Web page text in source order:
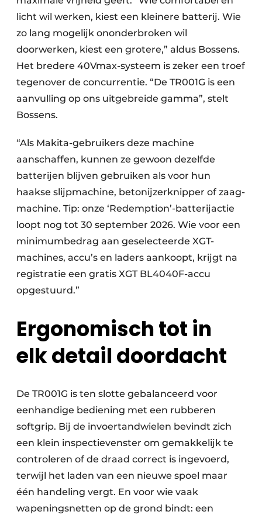
licht wil werken, kiest een kleinere batterij. Wie
zo lang mogelijk ononderbroken wil
doorwerken, kiest een grotere,” aldus Bossens.
Het bredere 40Vmax-systeem is zeker een troef
tegenover de concurrentie. “De TR001G is een
aanvulling op ons uitgebreide gamma”, stelt
Bossens.
“Als Makita-gebruikers deze machine
aanschaffen, kunnen ze gewoon dezelfde
batterijen blijven gebruiken als voor hun
haakse slijpmachine, betonijzerknipper of zaag­
machine. Tip: onze ‘Redemption’-batterijactie
loopt nog tot 30 september 2026. Wie voor een
minimumbedrag aan geselecteerde XGT-
machines, accu’s en laders aankoopt, krijgt na
registratie een gratis XGT BL4040F-accu
opgestuurd.”
Ergonomisch tot in
elk detail doordacht
De TR001G is ten slotte gebalanceerd voor
eenhandige bediening met een rubberen
softgrip. Bij de invoertandwielen bevindt zich
een klein inspectievenster om gemakkelijk te
controleren of de draad correct is ingevoerd,
terwijl het laden van een nieuwe spoel maar
één handeling vergt. En voor wie vaak
wapeningsnetten op de grond bindt: een